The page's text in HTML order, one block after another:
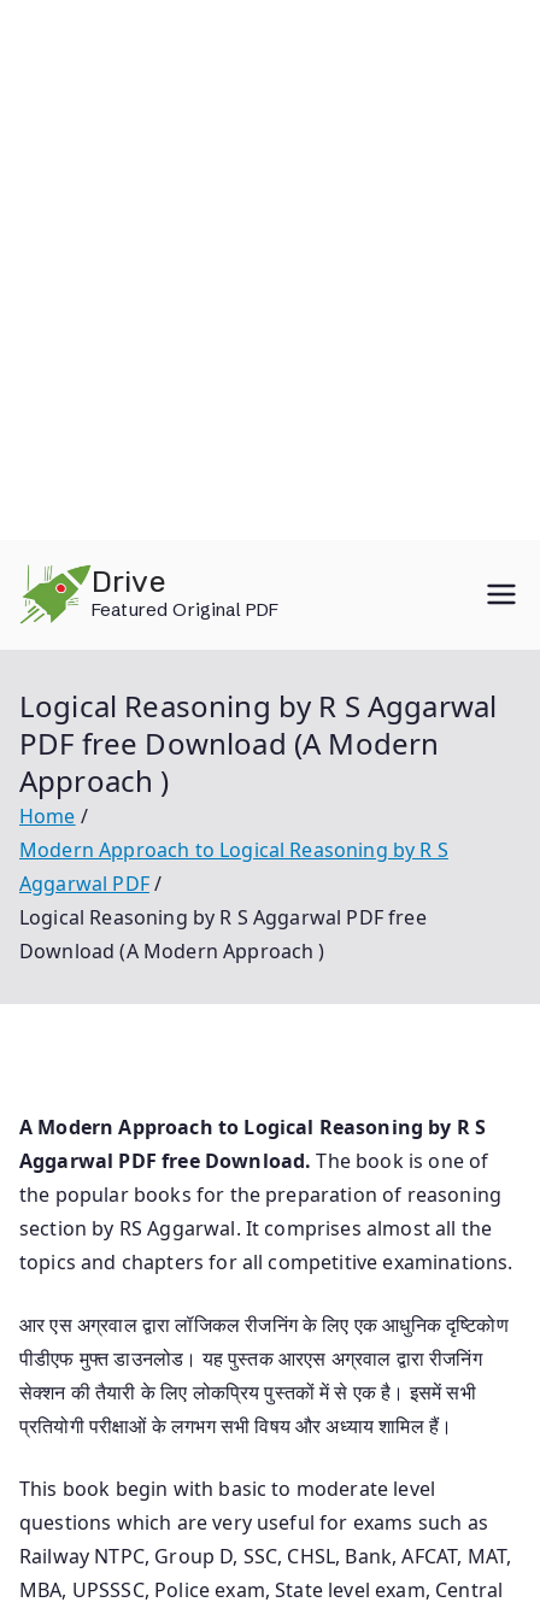
content
Drive
Featured Original PDF
Logical Reasoning by R S Aggarwal
PDF free Download (A Modern
Approach )
Home
Modern Approach to Logical Reasoning by R S
Aggarwal PDF
Logical Reasoning by R S Aggarwal PDF free
Download (A Modern Approach )
A Modern Approach to Logical Reasoning by R S
Aggarwal PDF free Download.The book is one of
the popular books for the preparation of reasoning
section by RS Aggarwal. It comprises almost all the
topics and chapters for all competitive examinations.
आर एस अग्रवाल द्वारा लॉजिकल रीजनिंग के लिए एक आधुनिक दृष्टिकोण
पीडीएफ मुफ्त डाउनलोड। यह पुस्तक आरएस अग्रवाल द्वारा रीजनिंग
सेक्शन की तैयारी के लिए लोकप्रिय पुस्तकों में से एक है। इसमें सभी
प्रतियोगी परीक्षाओं के लगभग सभी विषय और अध्याय शामिल हैं।
This book begin with basic to moderate level
questions which are very useful for exams such as
Railway NTPC, Group D, SSC, CHSL, Bank, AFCAT, MAT,
MBA, UPSSSC, Police exam, State level exam, Central